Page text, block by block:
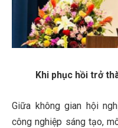
Khi phục hồi trở
Giữa không gian hội
công nghiệp sáng tạo,